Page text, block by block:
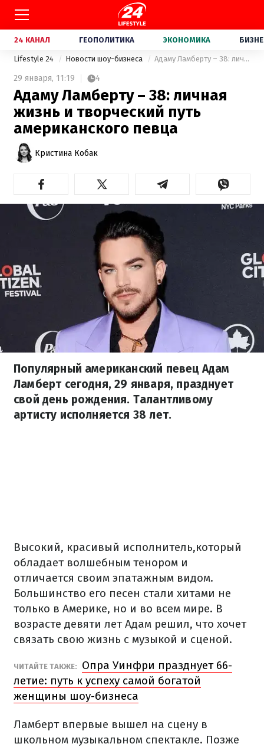
24 КАНАЛ ГЕОПОЛИТИКА ЭКОНОМИКА
Lifestyle 24 Новости шоу-бизнеса Адаму Ламберту – 38: личная жизнь и творческий путь американского певца
29 января, 11:19 4
Адаму Ламберту – 38: личная
жизнь и творческий путь
американского певца
Кристина Кобак
Популярный американский певец Адам
Ламберт сегодня, 29 января, празднует
свой день рождения. Талантливому
артисту исполняется 38 лет.
Высокий, красивый исполнитель,который
обладает волшебным тенором и
отличается своим эпатажным видом.
Большинство его песен стали хитами не
только в Америке, но и во всем мире. В
возрасте девяти лет Адам решил, что хочет
связать свою жизнь с музыкой и сценой.
ЧИТАЙТЕ ТАКЖЕ:
Опра Уинфри празднует 66-
летие: путь к успеху самой богатой
женщины шоу-бизнеса
Ламберт впервые вышел на сцену в
школьном музыкальном спектакле. Позже